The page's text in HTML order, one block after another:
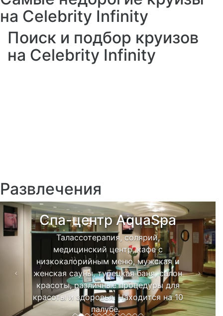
на Celebrity Infinity
Поиск и подбор круизов
на Celebrity Infinity
Развлечения
Спа-центр AquaSpa
Талассотерапия, солярий,
медицинский центр, кафе с
низкокалорийным меню, мужская и
женская сауны, турецкая баня, салон
красоты, различные процедуры для
красоты и здоровья. Находится на 10
палубе.
Previous